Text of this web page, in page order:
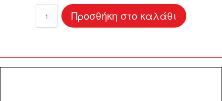
Καμβάς
love
yourself
Προσθήκη στο καλάθι